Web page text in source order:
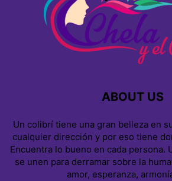
ABOUT US
Un colibrí tiene una gran belleza en
cualquier dirección y por eso tiene
Encuentra lo bueno en cada persona.
se unen para derramar sobre la
amor, esperanza,